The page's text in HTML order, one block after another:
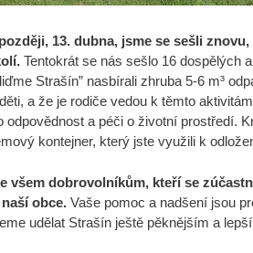
13. dubna, jsme se sešli
Tentokrát se nás sešlo 16 dospělých
Strašín” nasbírali zhruba 5-6 m³
a že je rodiče vedou k těmto
odpovědnost a péči o životní prostředí.
kontejner, který jste využili k
všem dobrovolníkům, kteří se
obce. Vaše pomoc a nadšení jsou
udělat Strašín ještě pěknějším a